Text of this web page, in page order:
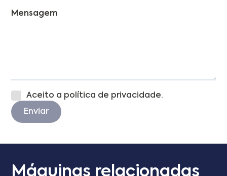
Mensagem
Aceito a política de privacidade.
Enviar
Máquinas relacionadas